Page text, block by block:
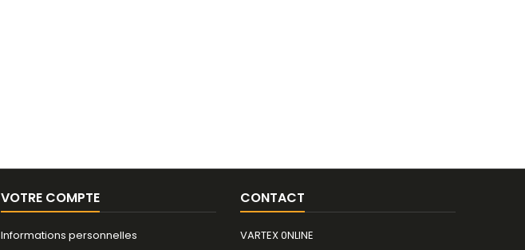
VOTRE COMPTE
Informations personnelles
CONTACT
VARTEX 0NLINE